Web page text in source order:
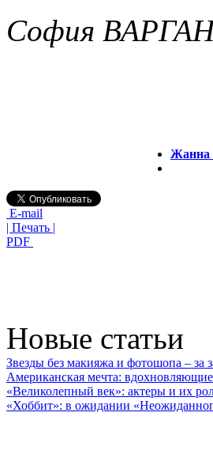
София
Жанна
E-mail
| Печать |
PDF
Новые статьи
Звезды без макияжа и фотошопа – за
Американская мечта:
«Великолепный век»: актеры и их
«Хоббит»: в ожидании